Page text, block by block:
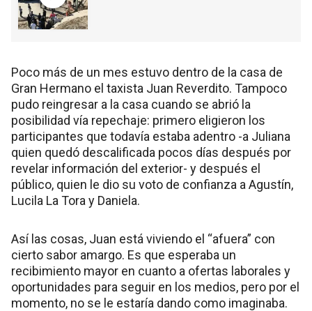
Poco más de un mes estuvo dentro de la casa de
Gran Hermano el taxista Juan Reverdito. Tampoco
pudo reingresar a la casa cuando se abrió la
posibilidad vía repechaje: primero eligieron los
participantes que todavía estaba adentro -a Juliana
quien quedó descalificada pocos días después por
revelar información del exterior- y después el
público, quien le dio su voto de confianza a Agustín,
Lucila La Tora y Daniela.
Así las cosas, Juan está viviendo el “afuera” con
cierto sabor amargo. Es que esperaba un
recibimiento mayor en cuanto a ofertas laborales y
oportunidades para seguir en los medios, pero por el
momento, no se le estaría dando como imaginaba.